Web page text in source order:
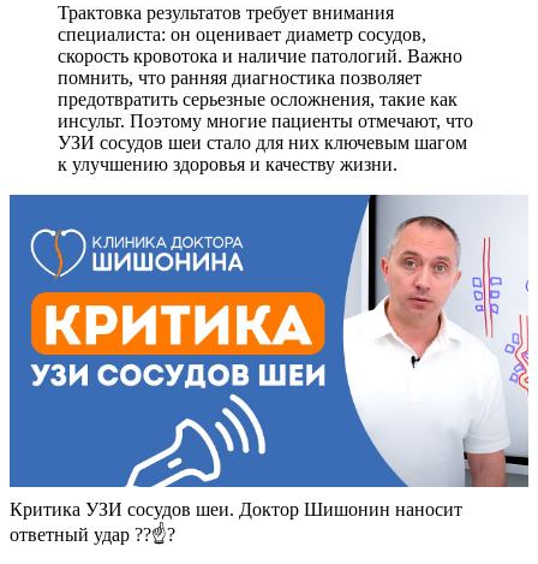
Трактовка результатов требует внимания
специалиста: он оценивает диаметр сосудов,
скорость кровотока и наличие патологий. Важно
помнить, что ранняя диагностика позволяет
предотвратить серьезные осложнения, такие как
инсульт. Поэтому многие пациенты отмечают, что
УЗИ сосудов шеи стало для них ключевым шагом
к улучшению здоровья и качеству жизни.
Критика УЗИ сосудов шеи. Доктор Шишонин наносит
ответный удар ??☝?